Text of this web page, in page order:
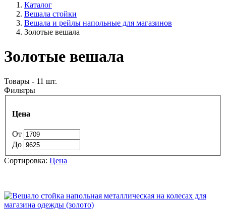
Каталог
Вешала стойки
Вешала и рейлы напольные для магазинов
Золотые вешала
Золотые вешала
Товары - 11 шт.
Фильтры
Цена
От
До
Сортировка: Цена